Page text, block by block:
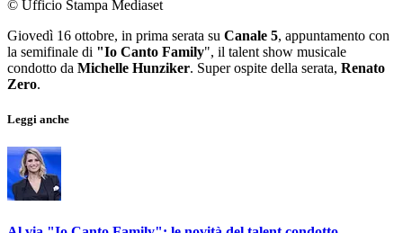
© Ufficio Stampa Mediaset
Giovedì 16 ottobre, in prima serata su Canale 5, appuntamento con
la semifinale di "Io Canto Family", il talent show musicale
condotto da Michelle Hunziker. Super ospite della serata, Renato
Zero.
Leggi anche